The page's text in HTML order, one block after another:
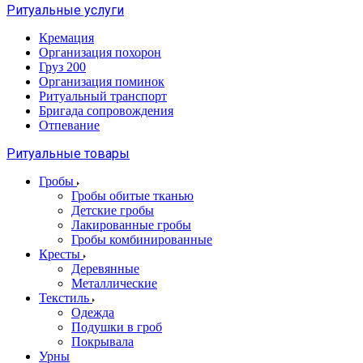
Ритуальные услуги
Кремация
Организация похорон
Груз 200
Организация поминок
Ритуальный транспорт
Бригада сопровождения
Отпевание
Ритуальные товары
Гробы
Гробы обитые тканью
Детские гробы
Лакированные гробы
Гробы комбинированные
Кресты
Деревянные
Металлические
Текстиль
Одежда
Подушки в гроб
Покрывала
Урны